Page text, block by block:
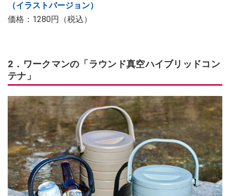
（イラストバージョン）
価格：1280円（税込）
2．ワークマンの「ラウンド真空ハイブリッドコン
テナ」